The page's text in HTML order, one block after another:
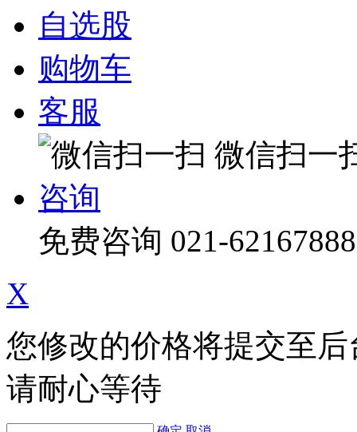
自选股
购物车
客服
微信扫一
咨询
免费咨询 021-62167888
X
您修改的价格将提交至
请耐心等待